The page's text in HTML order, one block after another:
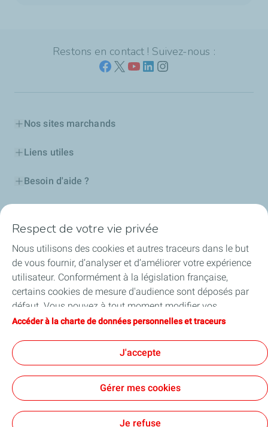
Restons en contact ! Suivez-nous :
Nos sites marchands
Liens utiles
Besoin d'aide ?
Certificats d'économies d'énergie
Nos partenaires
Collaborer avec TotalEnergies
Accessibilité
Conditions Générales d’Utilisation
Accessibilité : Partiellement conforme
Respect de votre vie privée
Nous utilisons des cookies et autres traceurs dans le but
de vous fournir, d’analyser et d’améliorer votre expérience
utilisateur. Conformément à la législation française,
certains cookies de mesure d'audience sont déposés par
défaut. Vous pouvez à tout moment modifier vos
paramètres de cookies en cliquant sur le bouton « Gérer
vous acceptez le dépôt de l’ensemble des cookies. Dans le
cas où vous cliquez sur « Je refuse », seuls les cookies
techniques nécessaires au bon fonctionnement du site
seront utilisés. Pour plus d’informations, vous pouvez
traceurs ».
Accéder à la charte de données personnelles et traceurs
J'accepte
Gérer mes cookies
Je refuse